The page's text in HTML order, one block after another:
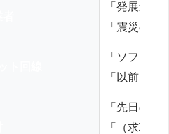
「発展途
「震災の
「ソフト
「以前、
「先日の
「（求職